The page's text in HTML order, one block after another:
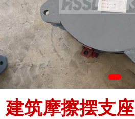
建筑摩擦摆支座